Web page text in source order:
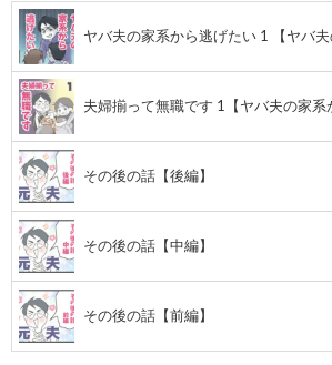
ヤバ夫の家系から逃げたい 1 【ヤバ
夫婦揃って無職です 1【ヤバ夫の家系
その後の話【後編】
その後の話【中編】
その後の話【前編】